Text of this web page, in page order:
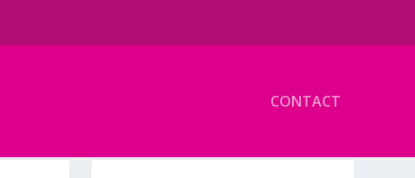
CONTACT